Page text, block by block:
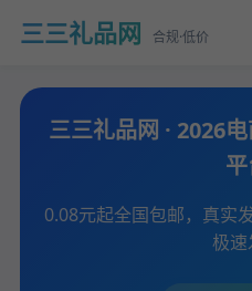
三三礼品网 合规·低价
三三礼品网 · 2026
0.08元起全国包邮，真实
极速